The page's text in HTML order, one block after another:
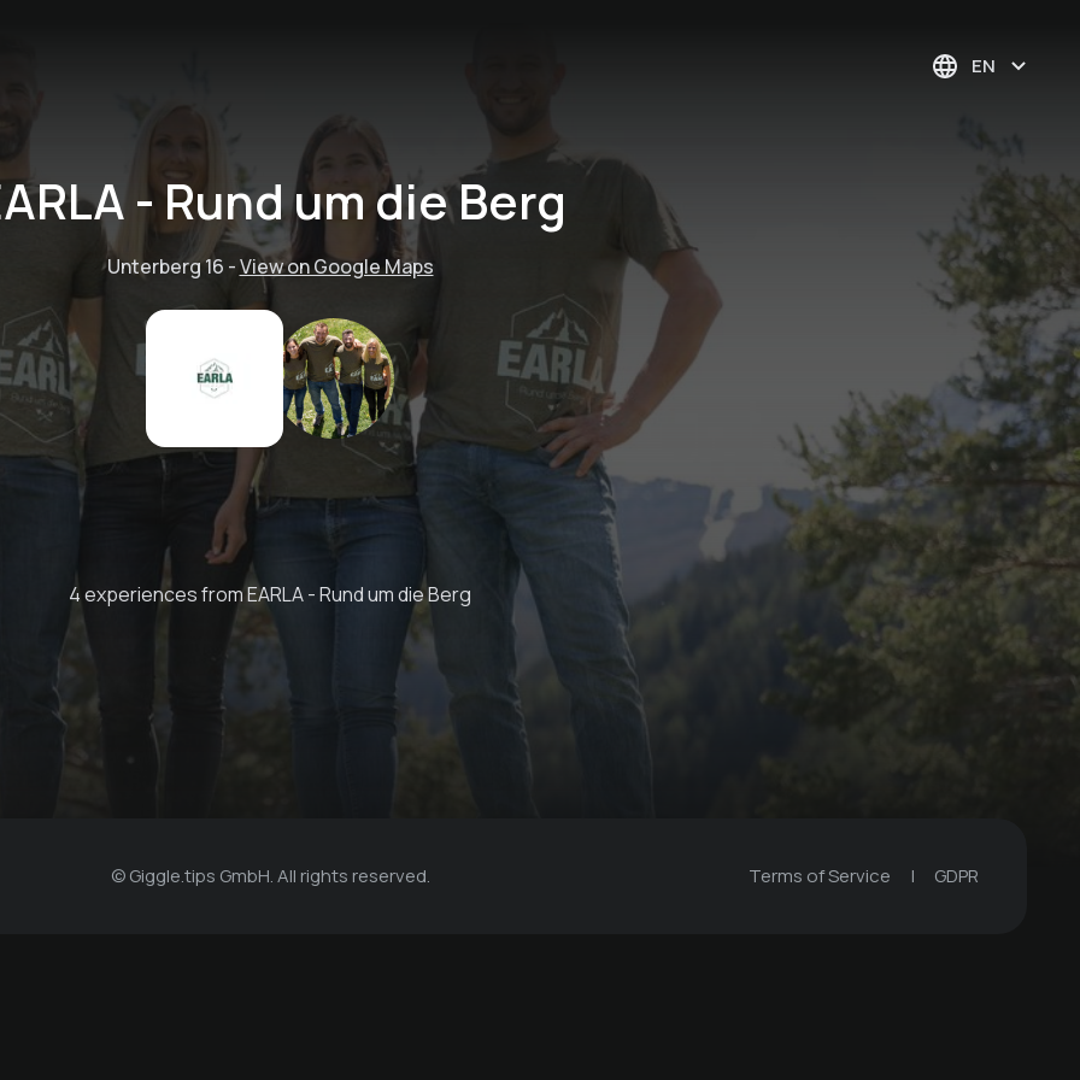
EN
- Rund um die Berg
Unterberg 16 -View on Google Maps
4 experiences from EARLA - Rund um die Berg
Almfrühstück inkl.
Sonnenaufgangstour
€ 60 -EARLA - Rund um die Berg
EARLA
Hochtourenkurs auf
der Franz-Senn-
Hütte
EARLA - Rund um die Berg
© Giggle.tips GmbH. All rights reserved. Terms of Service | GDPR